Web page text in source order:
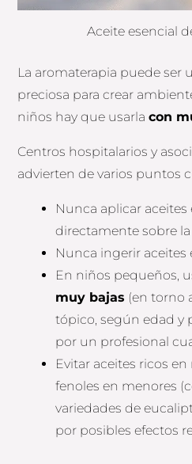
Aceite esencial
La aromaterapia puede ser
preciosa para crear
niños hay que usarlacon
Centros hospitalarios y
advierten de varios puntos
Nunca aplicar aceites
directamente sobre la
Nunca ingerir aceites
En niños pequeños,
muy bajas (en torno
tópico, según edad y
por un profesional
Evitar aceites ricos
fenoles en menores
variedades de
por posibles efectos